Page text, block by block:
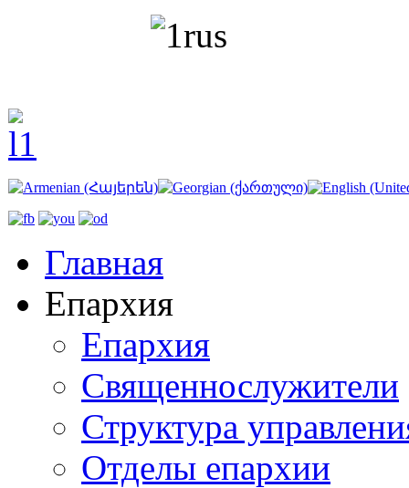
Главная
Епархия
Епархия
Священнослужители
Структура
Отделы епархии